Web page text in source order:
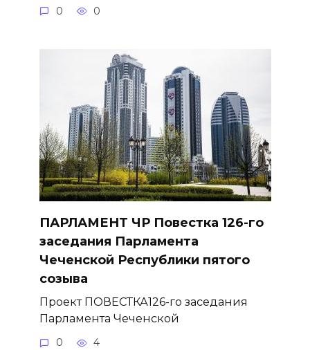
0 0
ПАРЛАМЕНТ ЧР Повестка 126-го
заседания Парламента
Чеченской Республики пятого
созыва
Проект ПОВЕСТКА126-го заседания
Парламента Чеченской
0 4